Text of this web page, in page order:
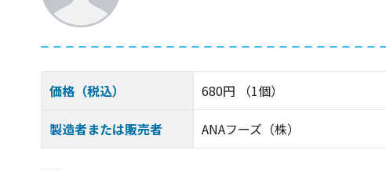
価格（税込） 680円 （1個）
製造者または販売者 ANAフーズ（株）